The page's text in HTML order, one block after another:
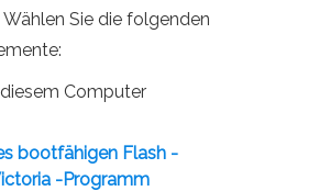
Wählen Sie die folgenden
Computer
bootfähigen Flash -
-Programm